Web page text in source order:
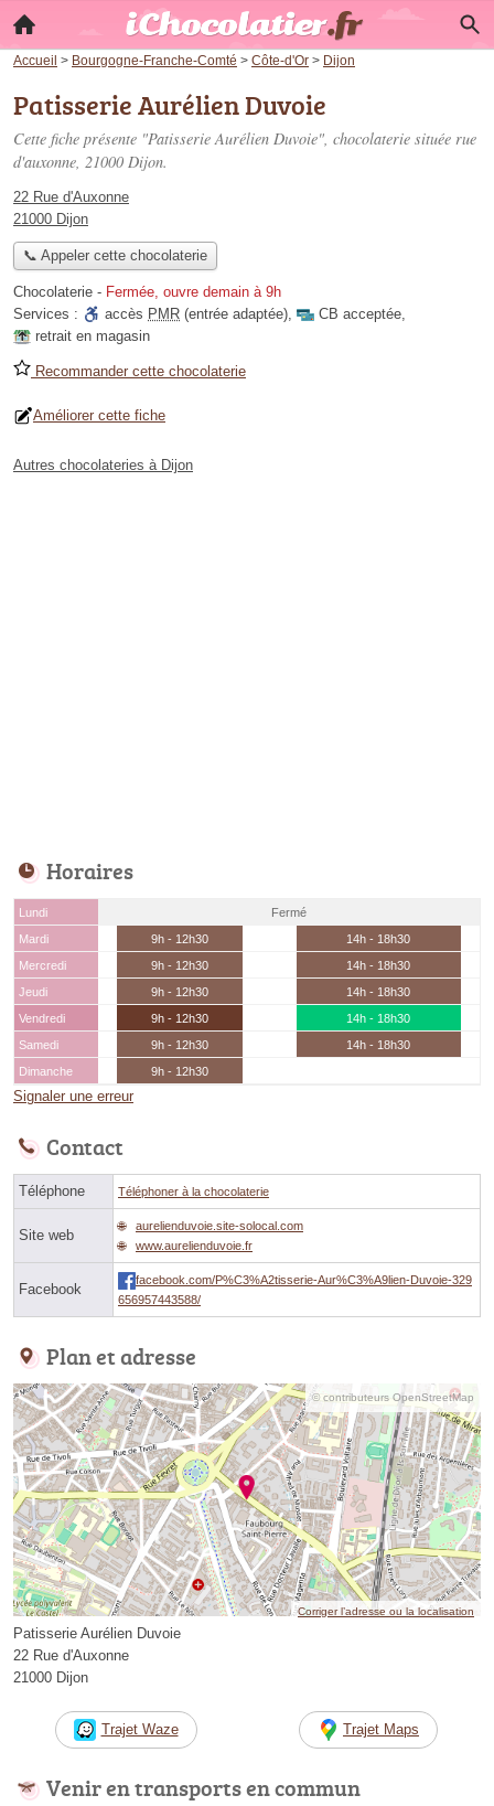
Accueil > Bourgogne-Franche-Comté > Côte-d'Or > Dijon
Patisserie Aurélien Duvoie
Cette fiche présente "Patisserie Aurélien Duvoie", chocolaterie située rue
d'auxonne, 21000 Dijon.
22 Rue d'Auxonne
21000 Dijon
📞 Appeler cette chocolaterie
Chocolaterie - Fermée, ouvre demain à 9h
Services :
accès PMR (entrée adaptée), CB acceptée,
retrait en magasin
Recommander cette chocolaterie
Améliorer cette fiche
Autres chocolateries à Dijon
Horaires
Lundi
Fermé
Mardi
9h - 12h30
14h - 18h30
Mercredi
9h - 12h30
14h - 18h30
Jeudi
9h - 12h30
14h - 18h30
Vendredi
9h - 12h30
14h - 18h30
Samedi
9h - 12h30
14h - 18h30
Dimanche
9h - 12h30
Signaler une erreur
Contact
Téléphone Téléphoner à la chocolaterie
Site web
aurelienduvoie.site-solocal.com
www.aurelienduvoie.fr
Facebook
facebook.com/P%C3%A2tisserie-Aur%C3%A9lien-Duvoie-329
656957443588/
Plan et adresse
© contributeurs OpenStreetMap
Corriger l’adresse ou la localisation
Patisserie Aurélien Duvoie
22 Rue d'Auxonne
21000 Dijon
Trajet Waze Trajet Maps
Venir en transports en commun